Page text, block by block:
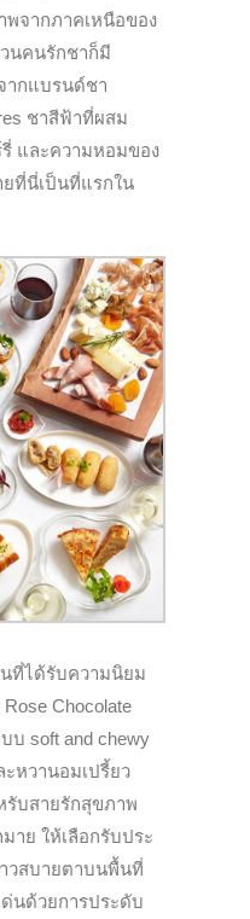
จากภาคเหนือของ
นคนรักชาก็มี
จากแบรนด์ชา
ชาสีฟ้าที่ผสม
และความหอมของ
ยที่นี่เป็นที่แรกใน
ที่ได้รับความนิยม
Chocolate
บ soft and chewy
หวานอมเปรี้ยว
รับสายรักสุขภาพ
าย ให้เลือกรับประ
วสบายตาบนพื้นที่
ด่นด้วยการประดับ